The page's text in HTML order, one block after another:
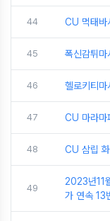
44 CU 먹태바
45 폭신감튀마
46 헬로키티마
47 CU 마라마
48 CU 삼립
49
2023년11
가 연속 13